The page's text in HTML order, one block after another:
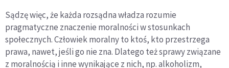
Sądzę więc, że każda rozsądna władza rozumie
pragmatyczne znaczenie moralności w stosunkach
społecznych. Człowiek moralny to ktoś, kto przestrzega
prawa, nawet, jeśli go nie zna. Dlatego też sprawy związane
z moralnością i inne wynikające z nich, np. alkoholizm,